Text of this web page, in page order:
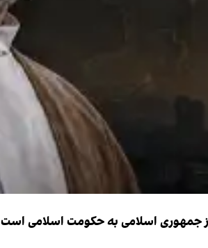
از جمهوری اسلامی به حکومت اسلامی است